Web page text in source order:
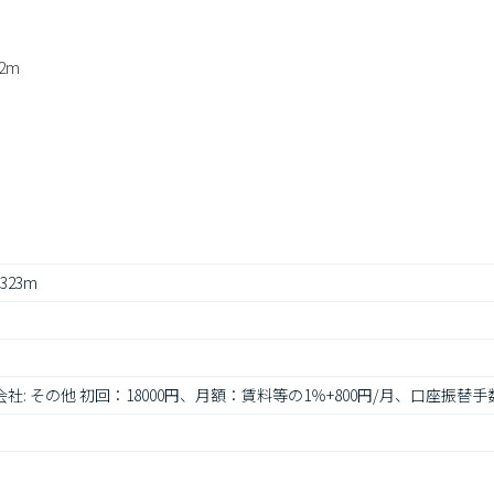
: その他 初回：18000円、月額：賃料等の1％+800円/月、口座振替手